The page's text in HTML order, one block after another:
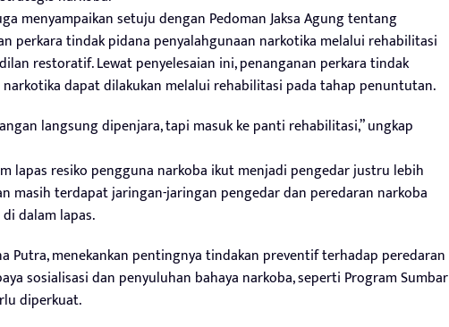
menyampaikan setuju dengan Pedoman Jaksa Agung tentang
perkara tindak pidana penyalahgunaan narkotika melalui rehabilitasi
restoratif. Lewat penyelesaian ini, penanganan perkara tindak
dapat dilakukan melalui rehabilitasi pada tahap penuntutan.
langsung dipenjara, tapi masuk ke panti rehabilitasi,” ungkap
lapas resiko pengguna narkoba ikut menjadi pengedar justru lebih
masih terdapat jaringan-jaringan pengedar dan peredaran narkoba
dalam lapas.
Putra, menekankan pentingnya tindakan preventif terhadap peredaran
sosialisasi dan penyuluhan bahaya narkoba, seperti Program Sumbar
diperkuat.